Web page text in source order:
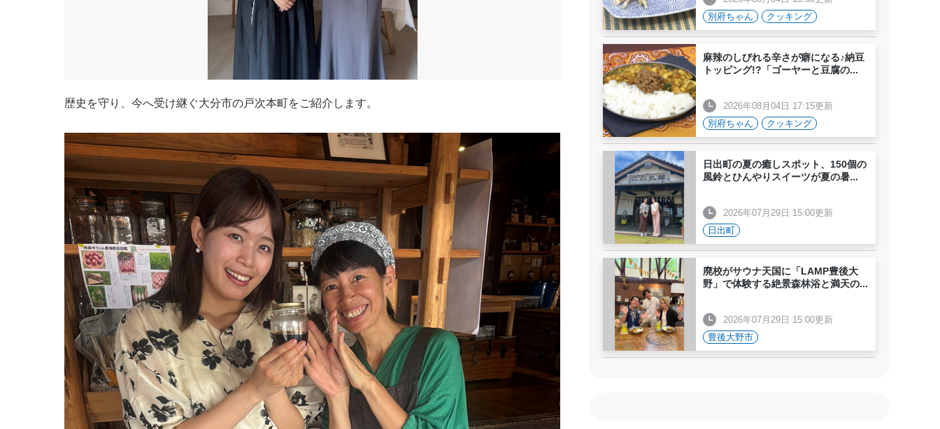
歴史を守り、今へ受け継ぐ大分市の戸次本町をご紹介します。
別府ちゃん
クッキング
麻辣のしびれる辛さが癖になる♪納豆
トッピング!?「ゴーヤーと豆腐の...
2026年08月04日 17:15更新
別府ちゃん
クッキング
日出町の夏の癒しスポット、150個の
風鈴とひんやりスイーツが夏の暑...
2026年07月29日 15:00更新
日出町
廃校がサウナ天国に「LAMP豊後大
野」で体験する絶景森林浴と満天の...
2026年07月29日 15:00更新
豊後大野市